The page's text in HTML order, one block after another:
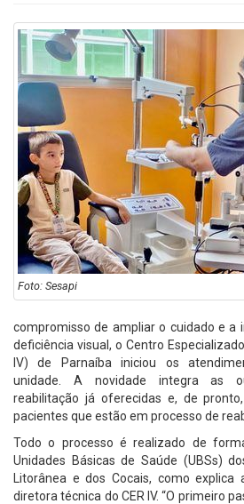
Foto: Sesapi
compromisso de ampliar o cuidado e a
deficiência visual, o Centro
IV) de Parnaíba iniciou os
unidade. A novidade integra as
reabilitação já oferecidas e, de
pacientes que estão em processo de
Todo o processo é realizado de
Unidades Básicas de Saúde (UBSs)
Litorânea e dos Cocais, como explica
diretora técnica do CER IV. “O primeiro